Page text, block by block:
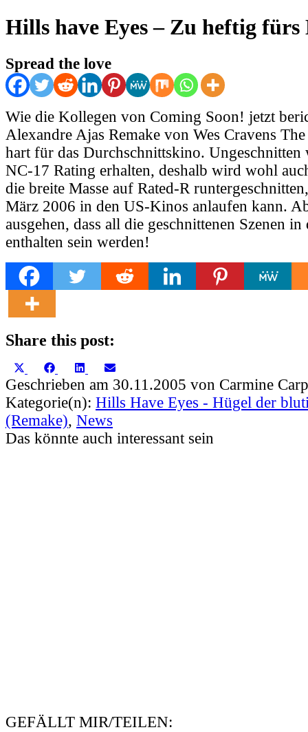
Hills have Eyes – Zu heftig
Spread the love
Wie die Kollegen von Coming Soon! jetzt
Alexandre Ajas Remake von Wes Cravens
hart für das Durchschnittskino.
NC-17 Rating erhalten, deshalb wird wohl
die breite Masse auf Rated-R
März 2006 in den US-Kinos anlaufen kann.
ausgehen, dass all die geschnittenen Szenen
enthalten sein werden!
Share this post:
Share
on
(Twitter)
Share
on
FacebookShare
on
LinkedInShare
on
Geschrieben am 30.11.2005 von Carmine
Kategorie(n): Hills Have Eyes - Hügel der
(Remake), News
Das könnte auch interessant sein
GEFÄLLT MIR/TEILEN: